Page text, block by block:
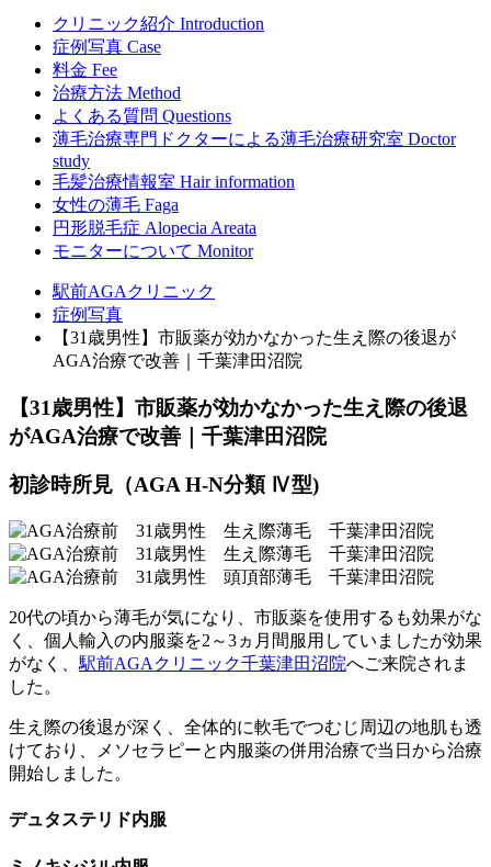
クリニック紹介 Introduction
症例写真 Case
料金 Fee
治療方法 Method
よくある質問 Questions
薄毛治療専門ドクターによる薄毛治療研究室 Doctor
study
毛髪治療情報室 Hair information
女性の薄毛 Faga
円形脱毛症 Alopecia Areata
モニターについて Monitor
駅前AGAクリニック
症例写真
【31歳男性】市販薬が効かなかった生え際の後退が
AGA治療で改善｜千葉津田沼院
【31歳男性】市販薬が効かなかった生え際の後退
がAGA治療で改善｜千葉津田沼院
初診時所見（AGA H-N分類 Ⅳ型)
20代の頃から薄毛が気になり、市販薬を使用するも効果がな
く、個人輸入の内服薬を2～3ヵ月間服用していましたが効果
がなく、 駅前AGAクリニック千葉津田沼院へご来院されま
した。
生え際の後退が深く、全体的に軟毛でつむじ周辺の地肌も透
けており、メソセラピーと内服薬の併用治療で当日から治療
開始しました。
デュタステリド内服